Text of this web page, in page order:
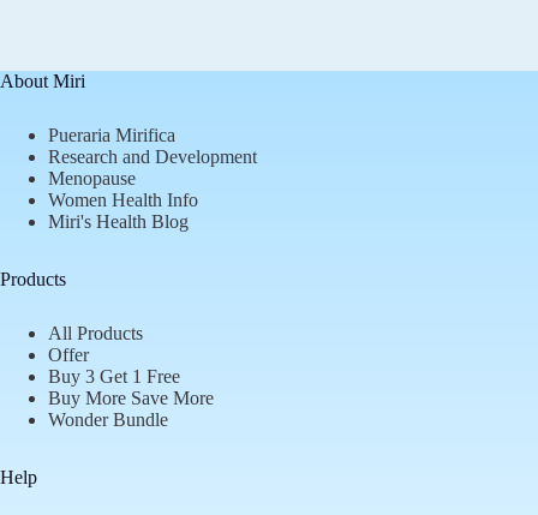
About Miri
Pueraria Mirifica
Research and Development
Menopause
Women Health Info
Miri's Health Blog
Products
All Products
Offer
Buy 3 Get 1 Free
Buy More Save More
Wonder Bundle
Help